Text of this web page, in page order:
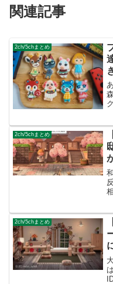
関連記事
2ch/5chまとめ
2ch/5chまとめ
2ch/5chまとめ